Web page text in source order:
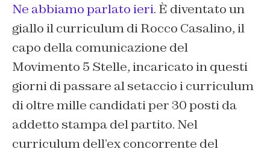
Ne abbiamo parlato ieri. È diventato un
giallo il curriculum di Rocco Casalino, il
capo della comunicazione del
Movimento 5 Stelle, incaricato in questi
giorni di passare al setaccio i curriculum
di oltre mille candidati per 30 posti da
addetto stampa del partito. Nel
curriculum dell’ex concorrente del